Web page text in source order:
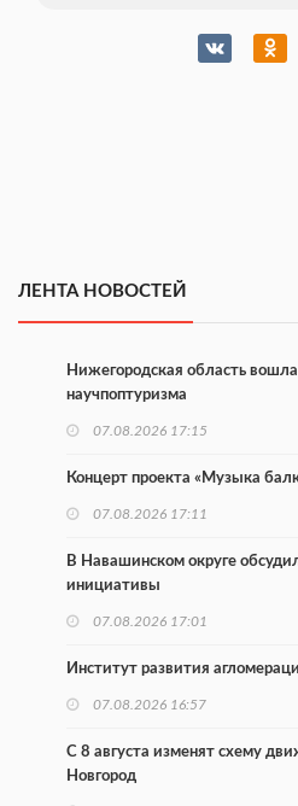
ЛЕНТА НОВОСТЕЙ
Нижегородская область
научпоптуризма
07.08.2026 17:15
Концерт проекта «Музыка
07.08.2026 17:11
В Навашинском округе
инициативы
07.08.2026 17:01
Институт развития
07.08.2026 16:57
С 8 августа изменят схему
Новгород